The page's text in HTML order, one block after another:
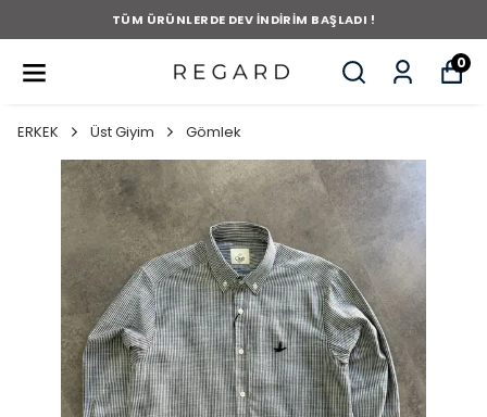
TÜM ÜRÜNLERDE DEV İNDİRİM BAŞLADI !
0
ERKEK Üst Giyim Gömlek